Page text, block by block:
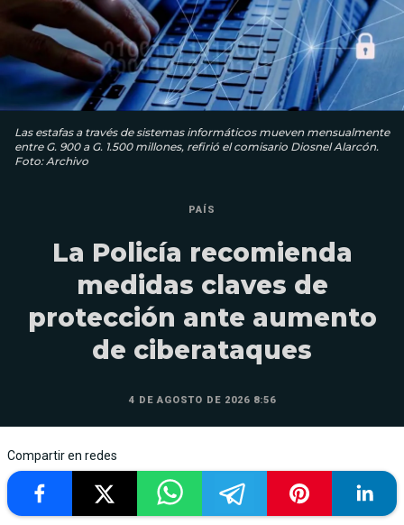
Las estafas a través de sistemas informáticos mueven mensualmente
entre G. 900 a G. 1.500 millones, refirió el comisario Diosnel Alarcón.
Foto: Archivo
PAÍS
La Policía recomienda
medidas claves de
protección ante aumento
de ciberataques
4 DE AGOSTO DE 2026 8:56
Compartir en redes